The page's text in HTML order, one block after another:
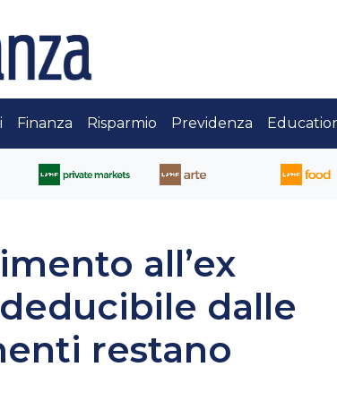
Finanza Risparmio Previdenza
all’ex
dalle
restano